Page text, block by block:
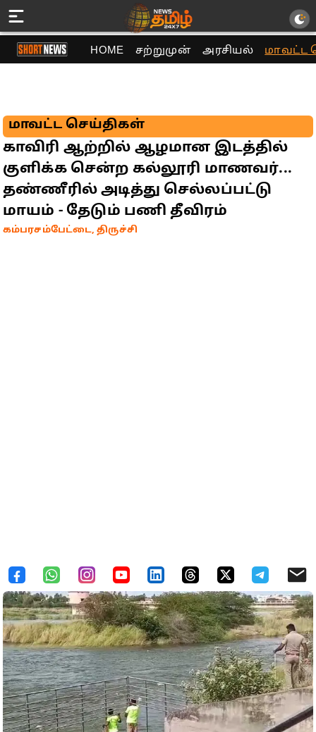
HOME சற்றுமுன் அரசியல் மாவட்ட
மாவட்ட செய்திகள்
காவிரி ஆற்றில் ஆழமான இடத்தில்
குளிக்க சென்ற கல்லூரி மாணவர்...
தண்ணீரில் அடித்து செல்லப்பட்டு
மாயம் - தேடும் பணி தீவிரம்
கம்பரசம்பேட்டை, திருச்சி